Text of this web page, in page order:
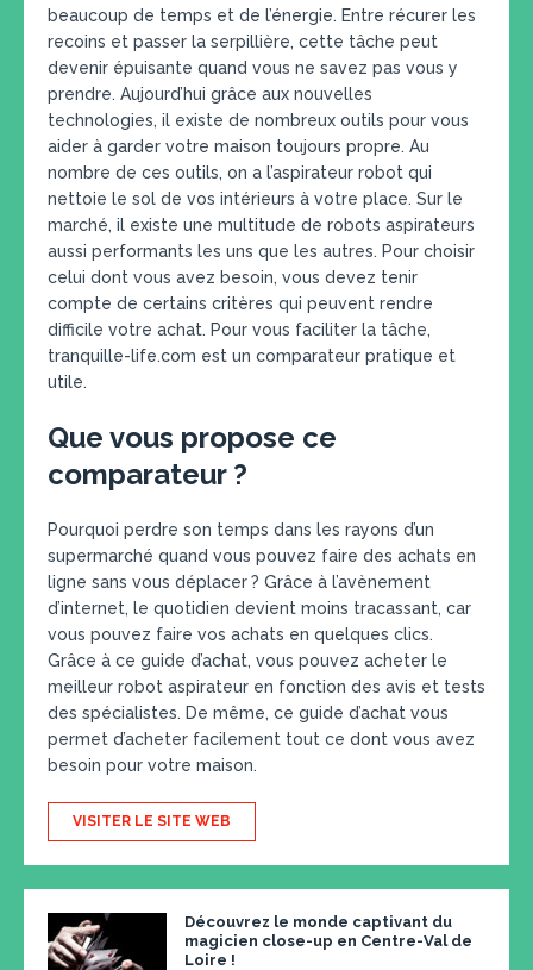
beaucoup de temps et de l’énergie. Entre récurer les
recoins et passer la serpillière, cette tâche peut
devenir épuisante quand vous ne savez pas vous y
prendre. Aujourd’hui grâce aux nouvelles
technologies, il existe de nombreux outils pour vous
aider à garder votre maison toujours propre. Au
nombre de ces outils, on a l’aspirateur robot qui
nettoie le sol de vos intérieurs à votre place. Sur le
marché, il existe une multitude de robots aspirateurs
aussi performants les uns que les autres. Pour choisir
celui dont vous avez besoin, vous devez tenir
compte de certains critères qui peuvent rendre
difficile votre achat. Pour vous faciliter la tâche,
tranquille-life.com est un comparateur pratique et
utile.
Que vous propose ce
comparateur ?
Pourquoi perdre son temps dans les rayons d’un
supermarché quand vous pouvez faire des achats en
ligne sans vous déplacer ? Grâce à l’avènement
d’internet, le quotidien devient moins tracassant, car
vous pouvez faire vos achats en quelques clics.
Grâce à ce guide d’achat, vous pouvez acheter le
meilleur robot aspirateur en fonction des avis et tests
des spécialistes. De même, ce guide d’achat vous
permet d’acheter facilement tout ce dont vous avez
besoin pour votre maison.
VISITER LE SITE WEB
Découvrez le monde captivant du
magicien close-up en Centre-Val de
Loire !